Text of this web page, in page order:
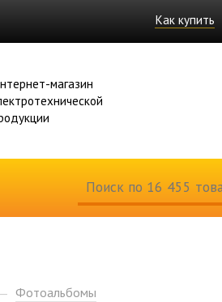
Как купить
магазин
Фотоальбомы